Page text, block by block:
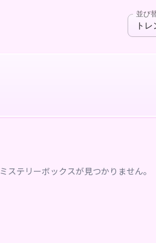
並び
トレ
ミステリーボックスが見つかりません。